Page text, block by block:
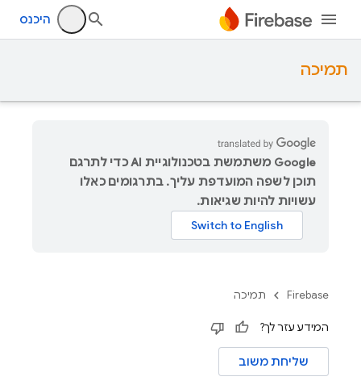
היכנס
תמיכה
‫Google משתמשת בטכנולוגיית AI כדי לתרגם
תוכן לשפה המועדפת עליך. בתרגומים כאלו
עשויות להיות שגיאות.
Firebase תמיכה
המידע עזר לך?
שליחת משוב